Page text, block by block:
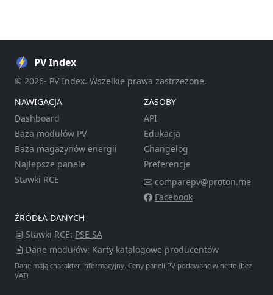
PV Index
© 2026- PV Index. Wszelkie prawa zastrzeżone.
NAWIGACJA
Dashboard
Baza modułów PV
Baza magazynów energii
Najlepsze panele
Stawki RCE
ZASOBY
API
Edukacja
Changelog
Preferencje
comparepv@proton.me
Facebook
ŹRÓDŁA DANYCH
Stawki RCE: PSE SA
Dane modułów: Karty katalogowe producentów
Dane mają charakter informacyjny. Ceny paneli PV podawane w netto (bez
VAT).